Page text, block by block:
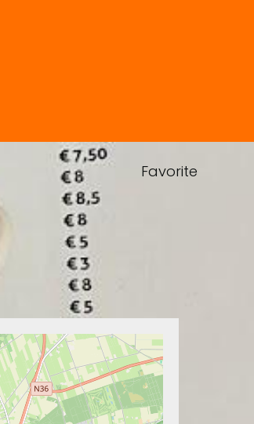
Favorite